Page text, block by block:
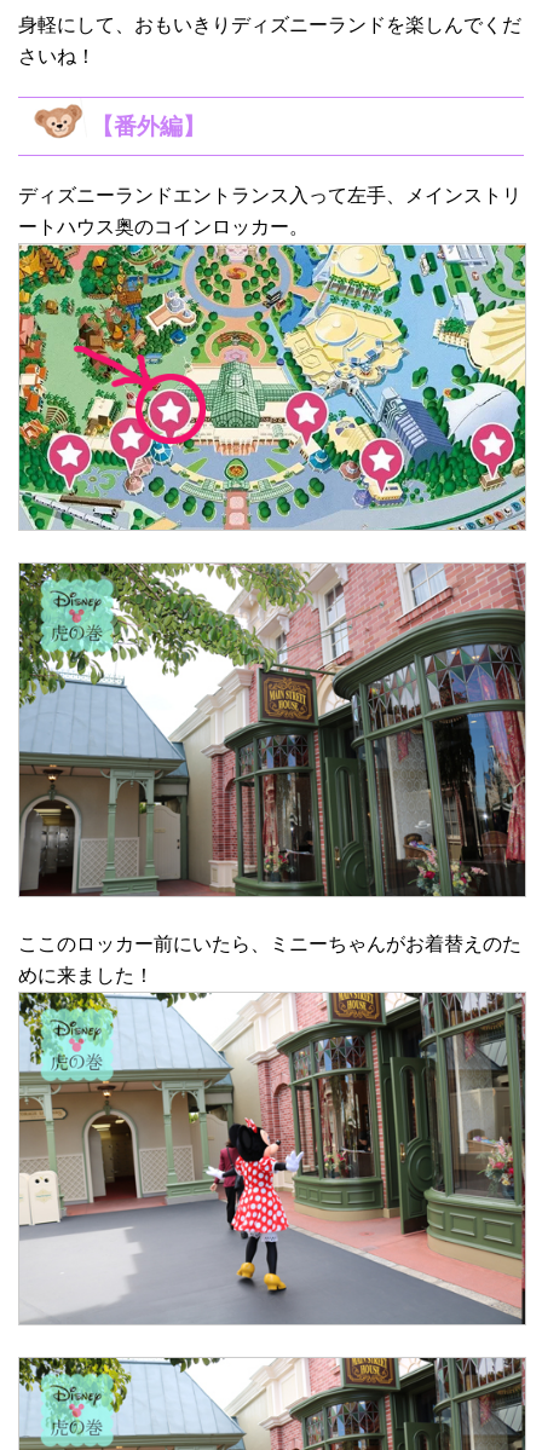
身軽にして、おもいきりディズニーランドを楽しんでくだ
さいね！
【番外編】
ディズニーランドエントランス入って左手、メインストリ
ートハウス奥のコインロッカー。
ここのロッカー前にいたら、ミニーちゃんがお着替えのた
めに来ました！